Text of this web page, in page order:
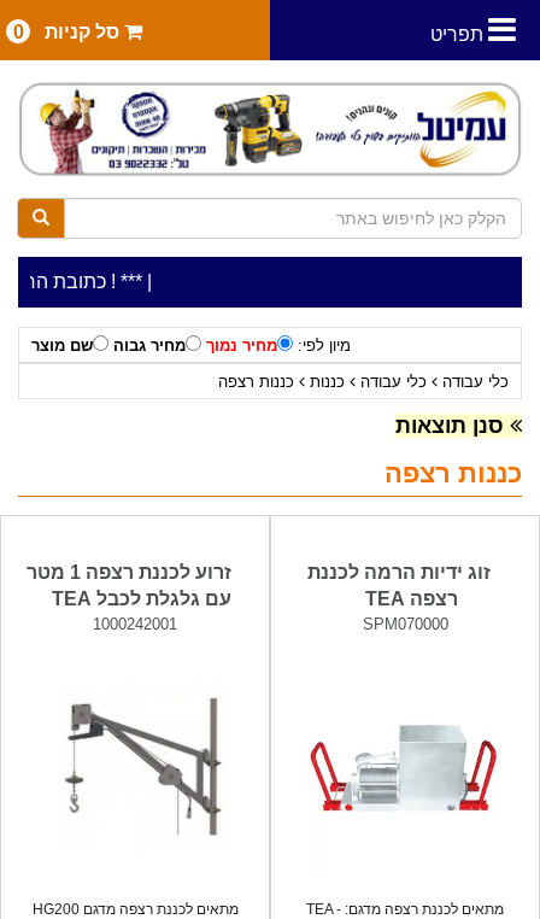
תפריט סל קניות 0
***כתובת החנות: רח' המלאכה 2, ביתן 8 ***כלי עבודה להשכרה בתעריף יומי משתלם ! ***
מיון לפי: מחיר נמוך מחיר גבוה
שם מוצר
כלי עבודה
כלי עבודה כננות כננות רצפה
סנן תוצאות
כננות רצפה
זוג ידיות הרמה לכננת
רצפה TEA
SPM070000
מתאים לכננת רצפה מדגם: TEA -
זרוע לכננת רצפה 1 מטר
עם גלגלת לכבל TEA
1000242001
מתאים לכננת רצפה מדגם HG200